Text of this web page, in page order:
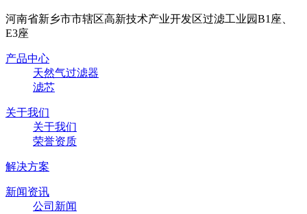
河南省新乡市市辖区高新技术产业开发区过滤工业园B1座、
E3座
产品中心
天然气过滤器
滤芯
关于我们
关于我们
荣誉资质
解决方案
新闻资讯
公司新闻